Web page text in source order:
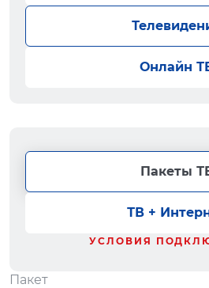
Онлайн
Пакеты
ТВ +
УСЛОВИЯ
Пакет